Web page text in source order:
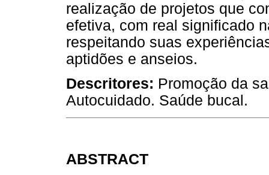
realização de projetos que
efetiva, com real significado
respeitando suas
aptidões e anseios.
Descritores: Promoção da
Autocuidado. Saúde bucal.
ABSTRACT